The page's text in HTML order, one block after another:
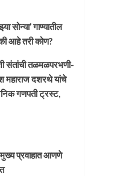
सोन्या’ गाण्यातील
आहे तरी कोण?
संतांची तळमळपरभणी-
महाराज दशरथे यांचे
गणपती ट्रस्ट,
मुख्य प्रवाहात आणणे